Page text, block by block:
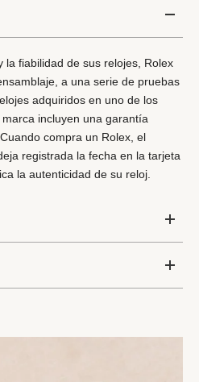
la fiabilidad de sus relojes, Rolex
a una serie de pruebas
adquiridos en uno de los
incluyen una garantía
compra un Rolex, el
registrada la fecha en la tarjeta
la autenticidad de su reloj.